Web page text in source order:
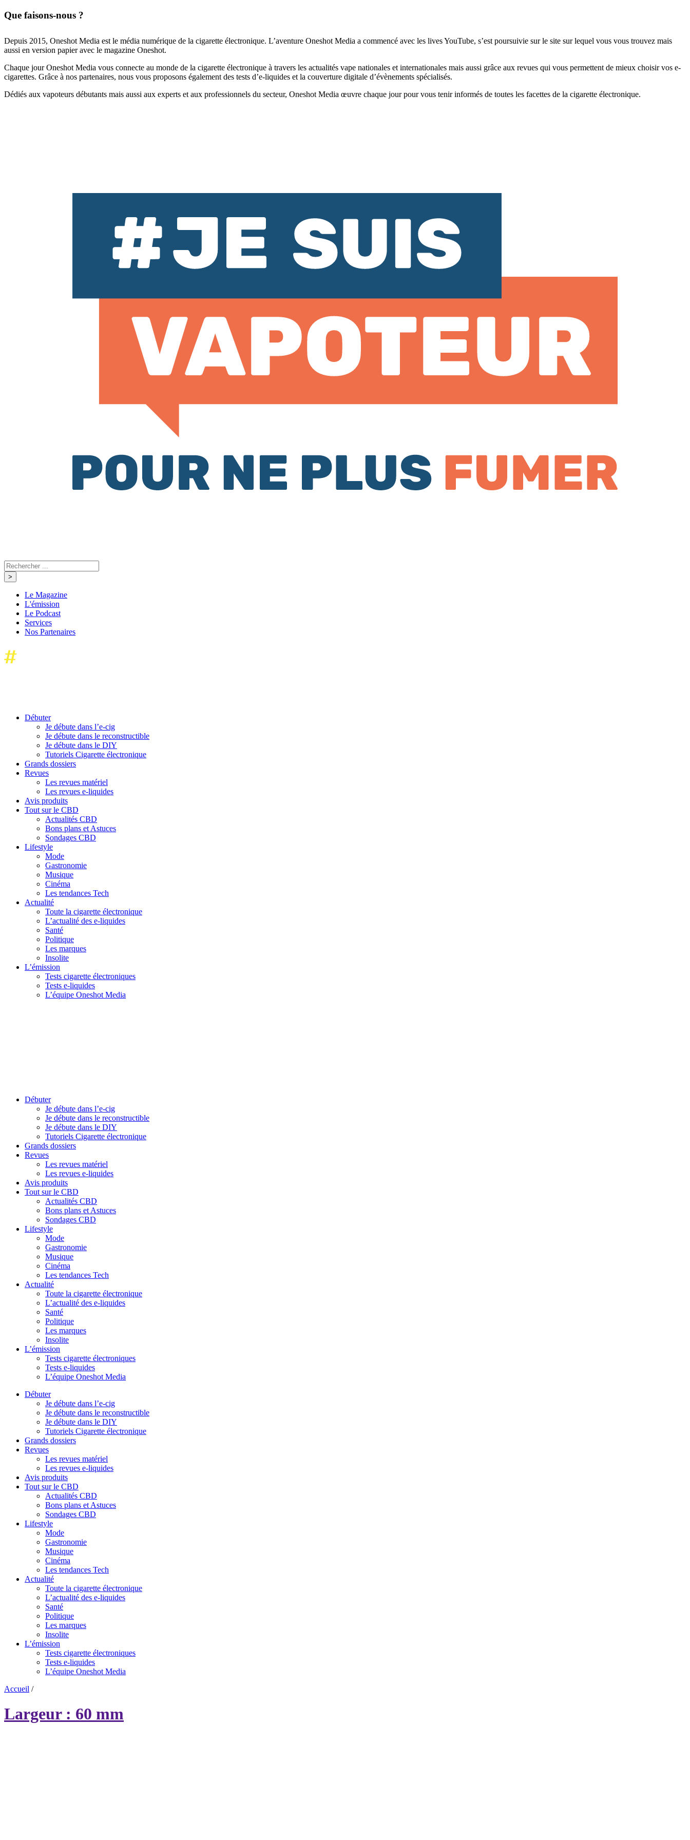
Que faisons-nous ?
Depuis 2015, Oneshot Media est le média numérique de la cigarette électronique. L’aventure Oneshot Media a commencé avec les lives YouTube, s’est poursuivie sur le site sur lequel vous vous trouvez mais
aussi en version papier avec le magazine Oneshot.
Chaque jour Oneshot Media vous connecte au monde de la cigarette électronique à travers les actualités vape nationales et internationales mais aussi grâce aux revues qui vous permettent de mieux choisir vos e-
cigarettes. Grâce à nos partenaires, nous vous proposons également des tests d’e-liquides et la couverture digitale d’évènements spécialisés.
Dédiés aux vapoteurs débutants mais aussi aux experts et aux professionnels du secteur, Oneshot Media œuvre chaque jour pour vous tenir informés de toutes les facettes de la cigarette électronique.
Le Magazine
L'émission
Le Podcast
Services
Nos Partenaires
Débuter
Je débute dans l’e-cig
Je débute dans le reconstructible
Je débute dans le DIY
Tutoriels Cigarette électronique
Grands dossiers
Revues
Les revues matériel
Les revues e-liquides
Avis produits
Tout sur le CBD
Actualités CBD
Bons plans et Astuces
Sondages CBD
Lifestyle
Mode
Gastronomie
Musique
Cinéma
Les tendances Tech
Actualité
Toute la cigarette électronique
L’actualité des e-liquides
Santé
Politique
Les marques
Insolite
L’émission
Tests cigarette électroniques
Tests e-liquides
L’équipe Oneshot Media
Débuter
Je débute dans l’e-cig
Je débute dans le reconstructible
Je débute dans le DIY
Tutoriels Cigarette électronique
Grands dossiers
Revues
Les revues matériel
Les revues e-liquides
Avis produits
Tout sur le CBD
Actualités CBD
Bons plans et Astuces
Sondages CBD
Lifestyle
Mode
Gastronomie
Musique
Cinéma
Les tendances Tech
Actualité
Toute la cigarette électronique
L’actualité des e-liquides
Santé
Politique
Les marques
Insolite
L’émission
Tests cigarette électroniques
Tests e-liquides
L’équipe Oneshot Media
Débuter
Je débute dans l’e-cig
Je débute dans le reconstructible
Je débute dans le DIY
Tutoriels Cigarette électronique
Grands dossiers
Revues
Les revues matériel
Les revues e-liquides
Avis produits
Tout sur le CBD
Actualités CBD
Bons plans et Astuces
Sondages CBD
Lifestyle
Mode
Gastronomie
Musique
Cinéma
Les tendances Tech
Actualité
Toute la cigarette électronique
L’actualité des e-liquides
Santé
Politique
Les marques
Insolite
L’émission
Tests cigarette électroniques
Tests e-liquides
L’équipe Oneshot Media
Accueil /
Largeur : 60 mm